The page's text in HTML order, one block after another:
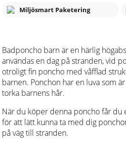
Miljösmart Paketering
Badponcho barn är en härlig
användas en dag på stranden, vid
otroligt fin poncho med våfflad
barnen. Ponchon har en luva som
torka barnens hår.
När du köper denna poncho får du
för att lätt kunna ta med dig
på väg till stranden.